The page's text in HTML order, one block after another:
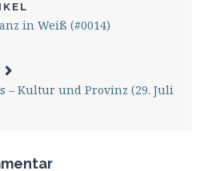
in Weiß (#0014)
– Kultur und Provinz (29. Juli